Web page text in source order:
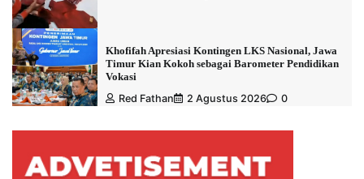
Khofifah Apresiasi Kontingen LKS Nasional, Jawa
Timur Kian Kokoh sebagai Barometer Pendidikan
Vokasi
Red Fathan
2 Agustus 2026 0